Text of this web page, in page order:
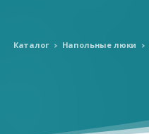
Каталог Напольные люки